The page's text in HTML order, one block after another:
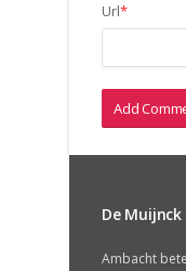
Url*
De
Ambacht